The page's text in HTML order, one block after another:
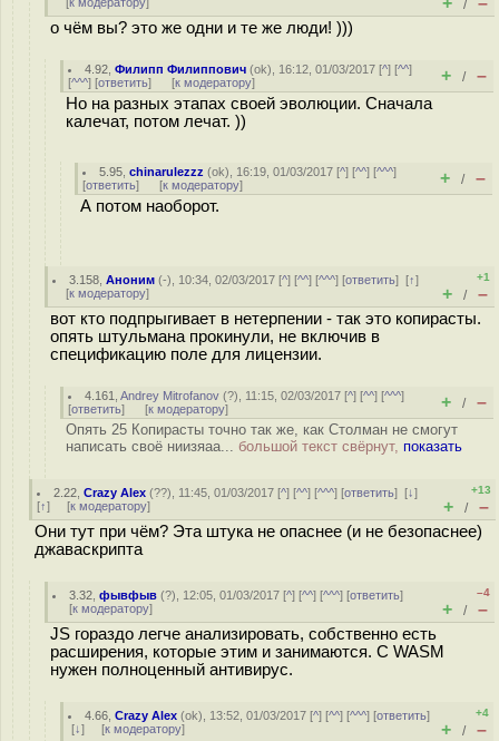
/
о чём вы? это же одни и те же люди! )))
4.92 ,Филипп Филиппович (ok), 16:12, 01/03/2017 [^] [^^]
[^^^] [ответить] [к модератору] + / –
Но на разных этапах своей эволюции. Сначала
калечат, потом лечат. ))
5.95 ,chinarulezzz (ok), 16:19, 01/03/2017 [^] [^^] [^^^]
[ответить] [к модератору] + / –
А потом наоборот.
3.158 ,Аноним (-), 10:34, 02/03/2017 [^] [^^] [^^^] [ответить][↑]
[к модератору]
+1
+ / –
вот кто подпрыгивает в нетерпении - так это копирасты.
опять штульмана прокинули, не включив в
спецификацию поле для лицензии.
4.161 ,Andrey Mitrofanov (?), 11:15, 02/03/2017 [^] [^^] [^^^]
[ответить] [к модератору] + / –
Опять 25 Копирасты точно так же, как Столман не смогут
написать своё ниизяаа... большой текст свёрнут, показать
2.22 ,Crazy Alex (??), 11:45, 01/03/2017 [^] [^^] [^^^] [ответить][↓]
[↑] [к модератору]
+13
+ / –
Они тут при чём? Эта штука не опаснее (и не безопаснее)
джаваскрипта
3.32 ,фывфыв (?), 12:05, 01/03/2017 [^] [^^] [^^^] [ответить]
[к модератору]
–4
+ / –
JS гораздо легче анализировать, собственно есть
расширения, которые этим и занимаются. С WASM
нужен полноценный антивирус.
4.66 ,Crazy Alex (ok), 13:52, 01/03/2017 [^] [^^] [^^^] [ответить]
[↓] [к модератору]
+4
+ / –